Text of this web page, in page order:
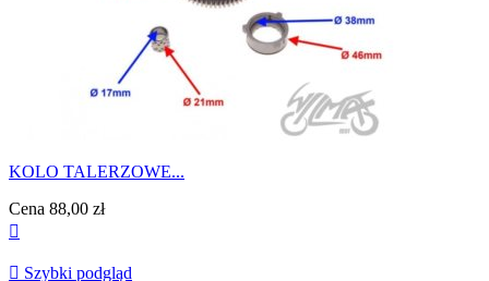
KOLO TALERZOWE...
Cena 88,00 zł

 Szybki podgląd